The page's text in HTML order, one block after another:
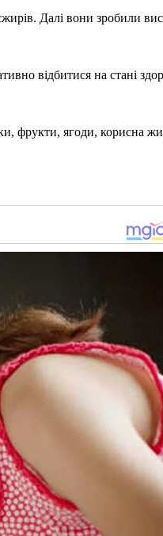
Далі вони зробили
відбитися на стані
фрукти, ягоди, корисна